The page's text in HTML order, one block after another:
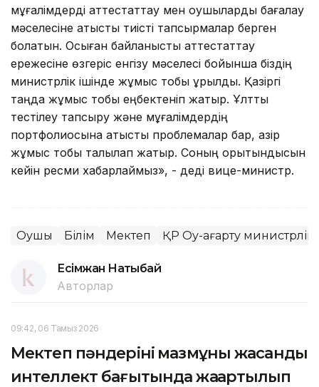
мұғалімдерді аттестаттау мен оқушыларды бағалау
мәселесіне қатысты тиісті тапсырмалар берген
болатын. Осыған байланысты аттестаттау
ережесіне өзгеріс енгізу мәселесі бойынша біздің
министрлік ішінде жұмыс тобы құрылды. Қазіргі
таңда жұмыс тобы еңбектеніп жатыр. Ұлттық
тестілеу тапсыру және мұғалімдердің
портфолиосына қатысты проблемалар бар, қазір
жұмыс тобы талқылап жатыр. Соның қорытындысын
кейін ресми хабарлаймыз», - деді вице-министр.
Оқушы Білім Мектеп ҚР Оқу-ағарту министрлігі
Есімжан Нақтыбай
Авторлар
09:42, 06 Тамыз 2026
Мектеп пәндерінің мазмұны жасанды
интеллект бағытында жаңартылып